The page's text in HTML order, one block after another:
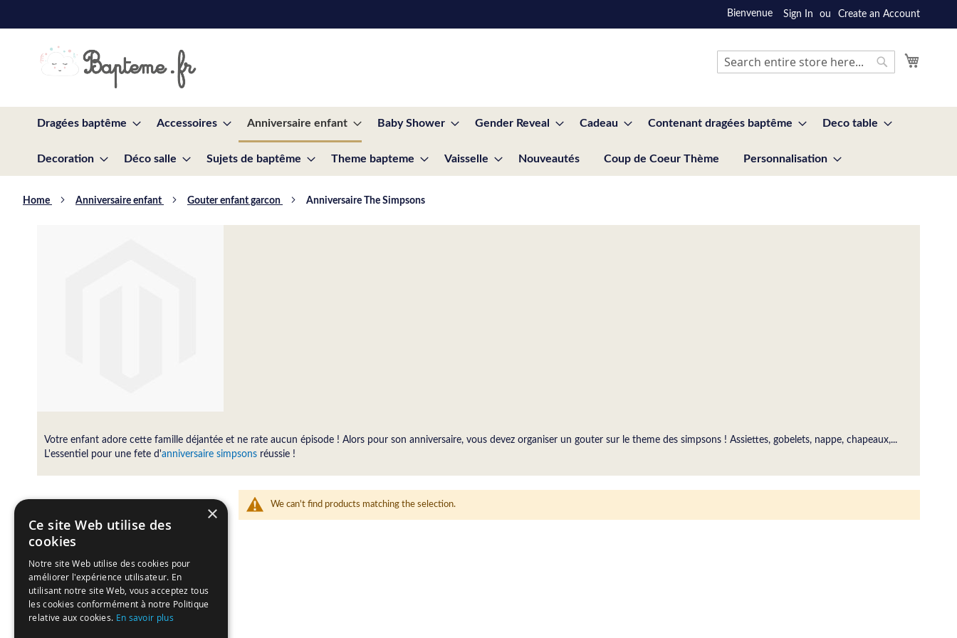
to
Bienvenue Sign In Create an Account
Search
Dragées baptême Accessoires Anniversaire enfant Baby Shower Gender Reveal Cadeau Contenant dragées baptême Deco table
Decoration Déco salle Sujets de baptême Theme bapteme Vaisselle Nouveautés Coup de Coeur Thème Personnalisation
Home Anniversaire enfant Gouter enfant garcon Anniversaire The Simpsons
Votre enfant adore cette famille déjantée et ne rate aucun épisode ! Alors pour son anniversaire, vous devez organiser un gouter sur le theme des simpsons ! Assiettes, gobelets, nappe, chapeaux,...
L'essentiel pour une fete d'anniversaire simpsons réussie !
We can't find products matching the selection.
×
Ce site Web utilise des
cookies
Notre site Web utilise des cookies pour
améliorer l'expérience utilisateur. En
utilisant notre site Web, vous acceptez tous
les cookies conformément à notre Politique
relative aux cookies. En savoir plus